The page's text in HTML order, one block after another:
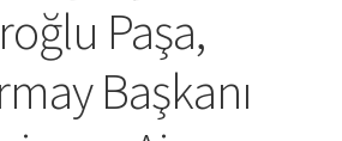
Paşa,
Başkanı